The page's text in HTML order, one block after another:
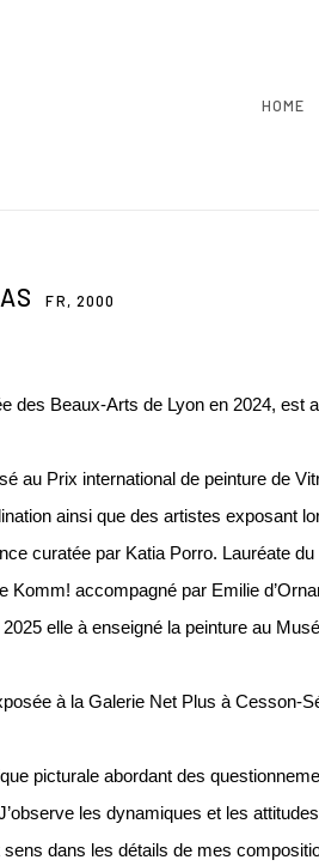
HOME
FR, 2000
des Beaux-Arts de Lyon en 2024, est
au Prix international de peinture de
ainsi que des artistes exposant
curatée par Katia Porro. Lauréate
Komm! accompagné par Emilie
elle à enseigné la peinture au
à la Galerie Net Plus à Cesson-
picturale abordant des
les dynamiques et les
dans les détails de mes